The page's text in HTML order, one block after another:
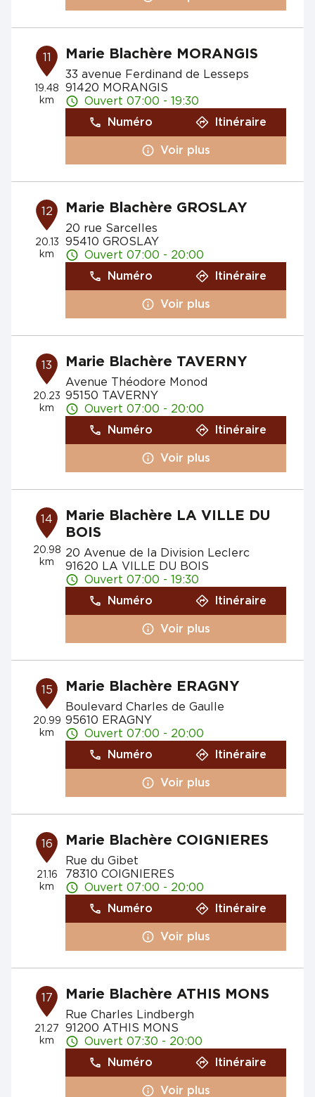
11
19.48
km
Marie Blachère MORANGIS
33 avenue Ferdinand de Lesseps
91420 MORANGIS
Ouvert 07:00 - 19:30
Numéro
Itinéraire
Voir plus
12
20.13
km
Marie Blachère GROSLAY
20 rue Sarcelles
95410 GROSLAY
Ouvert 07:00 - 20:00
Numéro
Itinéraire
Voir plus
13
20.23
km
Marie Blachère TAVERNY
Avenue Théodore Monod
95150 TAVERNY
Ouvert 07:00 - 20:00
Numéro
Itinéraire
Voir plus
14
20.98
km
Marie Blachère LA VILLE DU
BOIS
20 Avenue de la Division Leclerc
91620 LA VILLE DU BOIS
Ouvert 07:00 - 19:30
Numéro
Itinéraire
Voir plus
15
20.99
km
Marie Blachère ERAGNY
Boulevard Charles de Gaulle
95610 ERAGNY
Ouvert 07:00 - 20:00
Numéro
Itinéraire
Voir plus
16
21.16
km
Marie Blachère COIGNIERES
Rue du Gibet
78310 COIGNIERES
Ouvert 07:00 - 20:00
Numéro
Itinéraire
Voir plus
17
21.27
km
Marie Blachère ATHIS MONS
Rue Charles Lindbergh
91200 ATHIS MONS
Ouvert 07:30 - 20:00
Numéro
Itinéraire
Voir plus